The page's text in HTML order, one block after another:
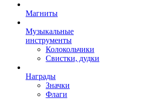
Магниты
Музыкальные
инструменты
Колокольчики
Свистки, дудки
Награды
Значки
Флаги